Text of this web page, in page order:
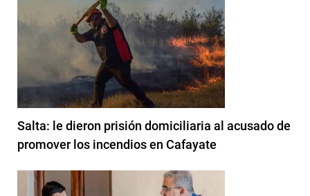
Salta: le dieron prisión domiciliaria al acusado de
promover los incendios en Cafayate